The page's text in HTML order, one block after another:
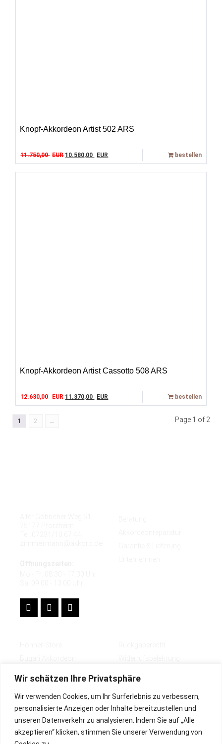
Wir schätzen Ihre Privatsphäre
Wir verwenden Cookies, um Ihr Surferlebnis zu verbessern,
personalisierte Anzeigen oder Inhalte bereitzustellen und
unseren Datenverkehr zu analysieren. Indem Sie auf „Alle
akzeptieren“ klicken, stimmen Sie unserer Verwendung von
Knopf-Akkordeon Artist 502 ARS
11.750,00 EUR Original price was: 11.750,00 EUR.
10.580,00 EUR Current price is: 10.580,00 EUR.
bestellen
Knopf-Akkordeon Artist Cassotto 508 ARS
12.630,00 EUR Original price was: 12.630,00 EUR.
11.370,00 EUR Current price is: 11.370,00 EUR.
bestellen
1 2 → Page 1 of 2
English
AGB
Lieferbedingungen
Datenschutz
Zahlungsarten